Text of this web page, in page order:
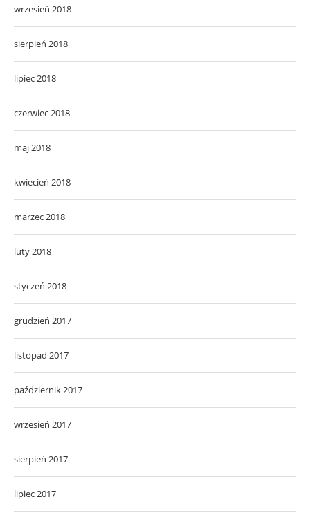
wrzesień 2018
sierpień 2018
lipiec 2018
czerwiec 2018
maj 2018
kwiecień 2018
marzec 2018
luty 2018
styczeń 2018
grudzień 2017
listopad 2017
październik 2017
wrzesień 2017
sierpień 2017
lipiec 2017